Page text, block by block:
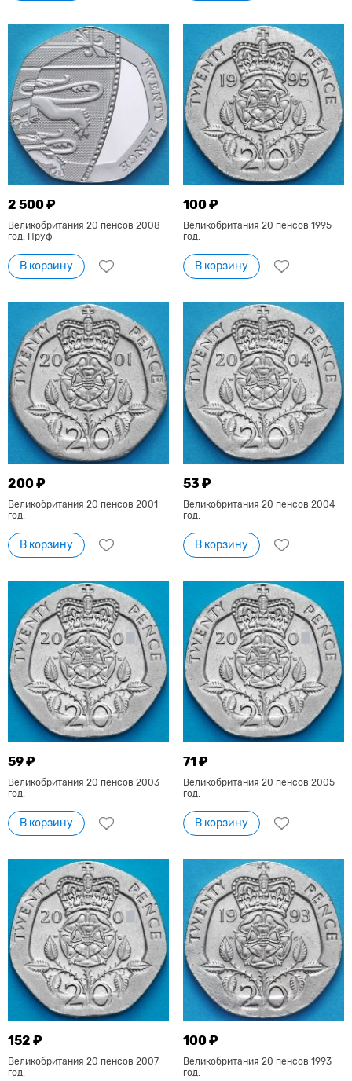
2 500 ₽
Великобритания 20 пенсов 2008
год. Пруф
В корзину
100 ₽
Великобритания 20 пенсов 1995
год.
В корзину
200 ₽
Великобритания 20 пенсов 2001
год.
В корзину
53 ₽
Великобритания 20 пенсов 2004
год.
В корзину
59 ₽
Великобритания 20 пенсов 2003
год.
В корзину
71 ₽
Великобритания 20 пенсов 2005
год.
В корзину
152 ₽
Великобритания 20 пенсов 2007
год.
100 ₽
Великобритания 20 пенсов 1993
год.